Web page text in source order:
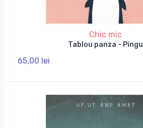
Chic mic
Tablou panza - Pingu
65,00 lei